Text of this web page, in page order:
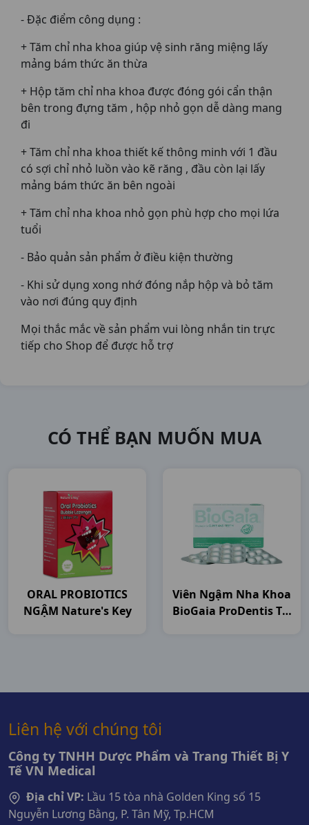
- Đặc điểm công dụng :
+ Tăm chỉ nha khoa giúp vệ sinh răng miệng lấy
mảng bám thức ăn thừa
+ Hộp tăm chỉ nha khoa được đóng gói cẩn thận
bên trong đựng tăm , hộp nhỏ gọn dễ dàng mang
đi
+ Tăm chỉ nha khoa thiết kế thông minh với 1 đầu
có sợi chỉ nhỏ luồn vào kẽ răng , đầu còn lại lấy
mảng bám thức ăn bên ngoài
+ Tăm chỉ nha khoa nhỏ gọn phù hợp cho mọi lứa
tuổi
- Bảo quản sản phẩm ở điều kiện thường
- Khi sử dụng xong nhớ đóng nắp hộp và bỏ tăm
vào nơi đúng quy định
Mọi thắc mắc về sản phẩm vui lòng nhắn tin trực
tiếp cho Shop để được hỗ trợ
CÓ THỂ BẠN MUỐN MUA
ORAL PROBIOTICS
NGẬM Nature's Key
Viên Ngậm Nha Khoa
BioGaia ProDentis Tái
Viên) BioGaia
Liên hệ với chúng tôi
Công ty TNHH Dược Phẩm và Trang Thiết Bị Y
Tế VN Medical
Địa chỉ VP: Lầu 15 tòa nhà Golden King số 15
Nguyễn Lương Bằng, P. Tân Mỹ, Tp.HCM